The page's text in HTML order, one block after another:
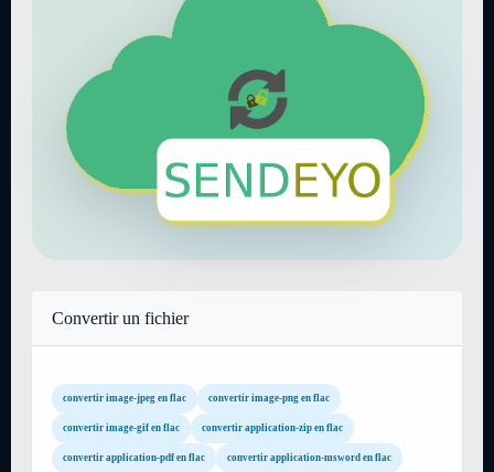
Convertir un fichier
convertir image-jpeg en flac convertir image-png en flac
convertir image-gif en flac convertir application-zip en flac
convertir application-pdf en flac convertir application-msword en flac